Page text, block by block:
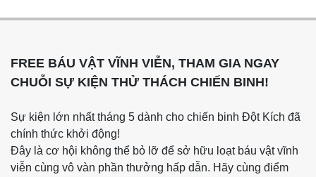
FREE BÁU VẬT VĨNH VIỄN, THAM GIA NGAY
CHUỖI SỰ KIỆN THỬ THÁCH CHIẾN BINH!
Sự kiện lớn nhất tháng 5 dành cho chiến binh Đột Kích đã
chính thức khởi động!
Đây là cơ hội không thể bỏ lỡ để sở hữu loạt báu vật vĩnh
viễn cùng vô vàn phần thưởng hấp dẫn. Hãy cùng điểm